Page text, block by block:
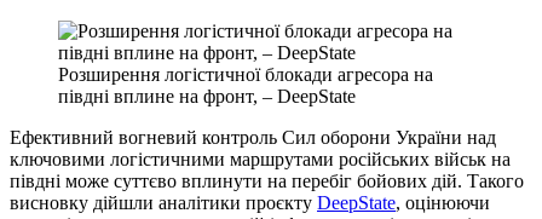
Розширення логістичної блокади агресора на
півдні вплине на фронт, – DeepState
Ефективний вогневий контроль Сил оборони України над
ключовими логістичними маршрутами російських військ на
півдні може суттєво вплинути на перебіг бойових дій. Такого
висновку дійшли аналітики проєкту DeepState, оцінюючи